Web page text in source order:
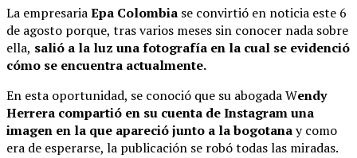
La empresariaEpa Colombia se convirtió en noticia este 6
de agosto porque, tras varios meses sin conocer nada sobre
ella, salió a la luz una fotografía en la cual se evidenció
cómo se encuentra actualmente.
En esta oportunidad, se conoció que su abogada Wendy
Herrera compartió en su cuenta de Instagram una
imagen en la que apareció junto a la bogotanay como
era de esperarse, la publicación se robó todas las miradas.